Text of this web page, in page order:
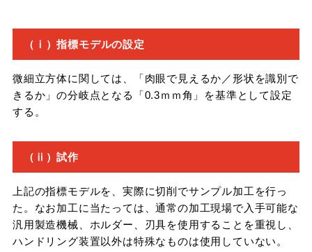
（ⅰ）指標モデルの設定
微細立方体に関しては、「肉眼で見えるか／形状を識別で
きるか」の分岐点となる「0.3ｍｍ角」を基準として設定
する。
（ⅱ）試作
上記の指標モデルを、実際に切削でサンプル加工を行っ
た。なお加工に当たっては、通常の加工現場で入手可能な
汎用製造機械、ホルダー、刃具を使用することを重視し、
ハンドリング装置以外は特殊なものは使用していない。